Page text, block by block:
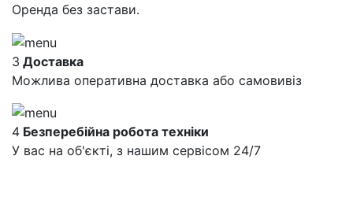
Оренда без застави.
3 Доставка
Можлива оперативна доставка або самовивіз
4 Безперебійна робота техніки
У вас на об'єкті, з нашим сервісом 24/7